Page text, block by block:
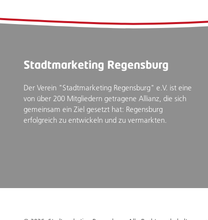
Stadtmarketing Regensburg
Der Verein "Stadtmarketing Regensburg" e.V. ist eine
von über 200 Mitgliedern getragene Allianz, die sich
gemeinsam ein Ziel gesetzt hat: Regensburg
erfolgreich zu entwickeln und zu vermarkten.